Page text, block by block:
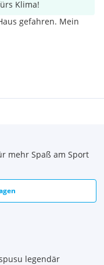
Klima!
gefahren. Mein
mehr Spaß am Sport
legendär